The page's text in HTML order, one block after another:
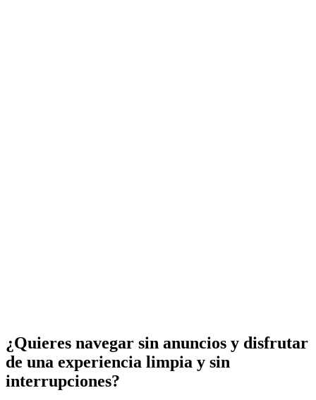
¿Quieres navegar sin anuncios y disfrutar
de una experiencia limpia y sin
interrupciones?